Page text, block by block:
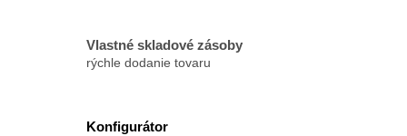
Vlastné skladové zásoby
rýchle dodanie tovaru
Konfigurátor